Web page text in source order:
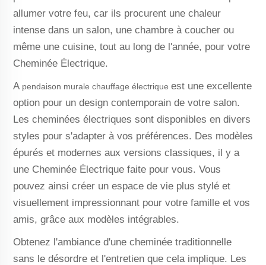
allumer votre feu, car ils procurent une chaleur
intense dans un salon, une chambre à coucher ou
même une cuisine, tout au long de l'année, pour votre
Cheminée Électrique.
A pendaison murale chauffage électrique est une excellente
option pour un design contemporain de votre salon.
Les cheminées électriques sont disponibles en divers
styles pour s'adapter à vos préférences. Des modèles
épurés et modernes aux versions classiques, il y a
une Cheminée Électrique faite pour vous. Vous
pouvez ainsi créer un espace de vie plus stylé et
visuellement impressionnant pour votre famille et vos
amis, grâce aux modèles intégrables.
Obtenez l'ambiance d'une cheminée traditionnelle
sans le désordre et l'entretien que cela implique. Les